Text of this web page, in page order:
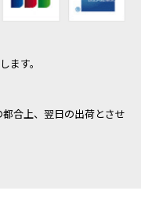
ます。
合上、翌日の出荷とさせ